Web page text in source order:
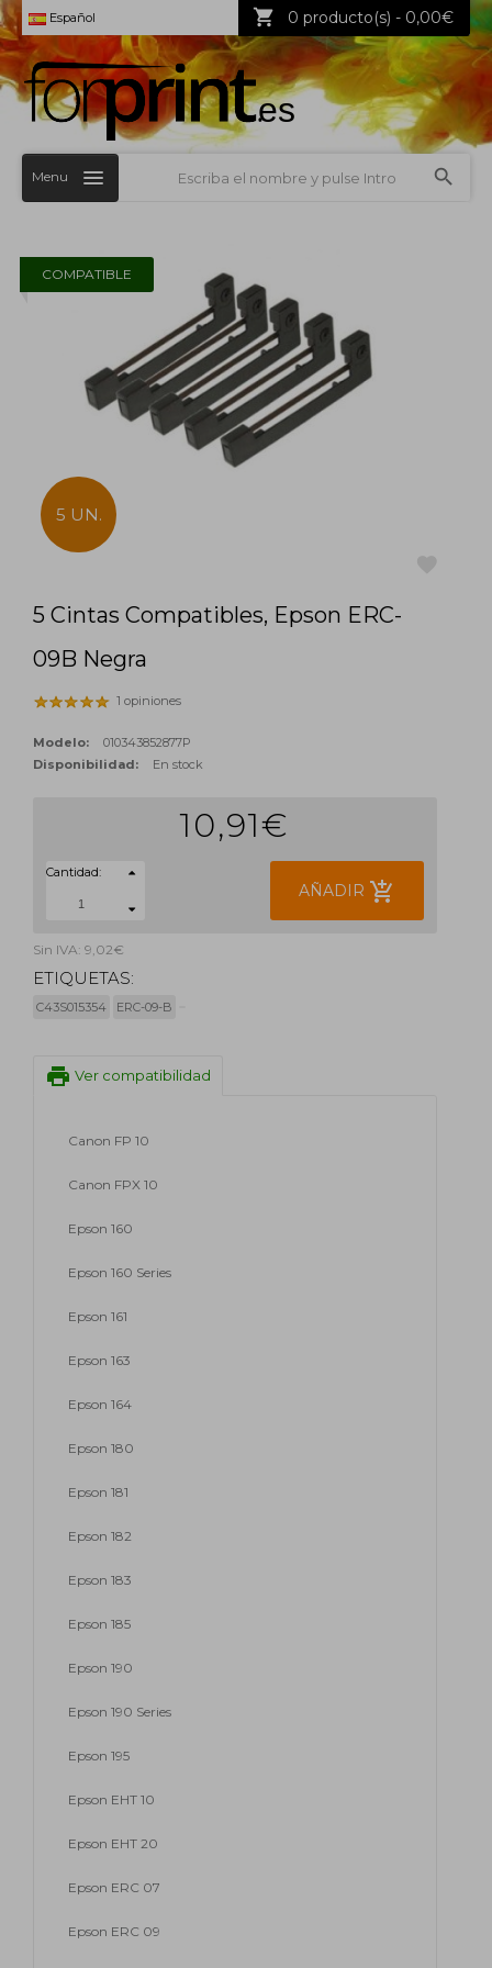
Español 0 producto(s) - 0,00€
Menu
COMPATIBLE
5 UN.
5 Cintas Compatibles, Epson ERC-
09B Negra
1 opiniones
Modelo:
010343852877P
Disponibilidad:
En stock
10,91€
Cantidad:
AÑADIR add_shopping_cart
Sin IVA: 9,02€
ETIQUETAS:
C43S015354 ERC-09-B
print Ver compatibilidad
Canon FP 10
Canon FPX 10
Epson 160
Epson 160 Series
Epson 161
Epson 163
Epson 164
Epson 180
Epson 181
Epson 182
Epson 183
Epson 185
Epson 190
Epson 190 Series
Epson 195
Epson EHT 10
Epson EHT 20
Epson ERC 07
Epson ERC 09